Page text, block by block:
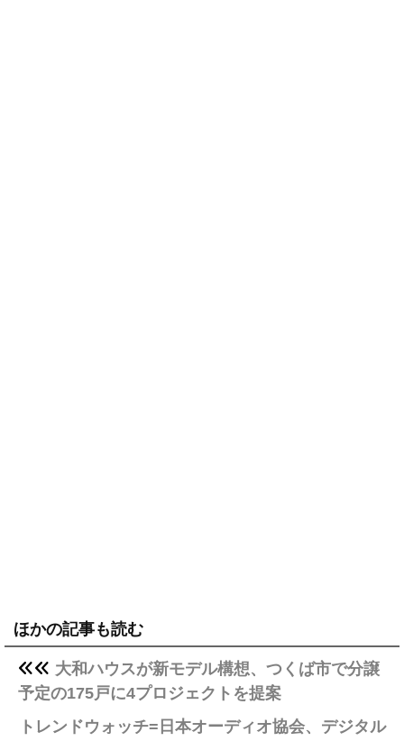
ほかの記事も読む
大和ハウスが新モデル構想、つくば市で分譲
予定の175戸に4プロジェクトを提案
トレンドウォッチ=日本オーディオ協会、デジタル